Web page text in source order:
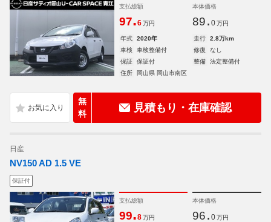
支払総額
97.6 万円
本体価格
89. 0 万円
年式 2020年 走行
2.8万km
車検
車検整備付 修復
なし
保証
保証付 整備
法定整備付
住所
岡山県 岡山市南区
無
料
見積もり・在庫確認
日産
NV150 AD 1.5 VE
保証付
支払総額
99.8 万円
本体価格
96. 0 万円